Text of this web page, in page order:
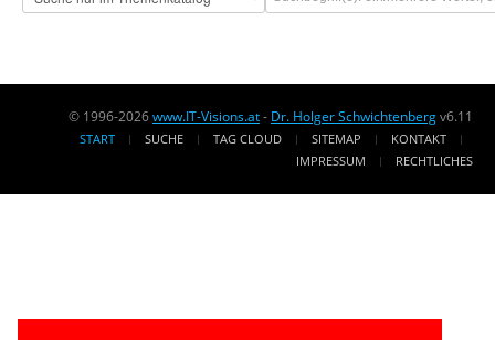
© 1996-2026www.IT-Visions.at- Dr. Holger Schwichtenbergv6.11
START SUCHE TAG CLOUD SITEMAP
KONTAKT
IMPRESSUM
RECHTLICHES